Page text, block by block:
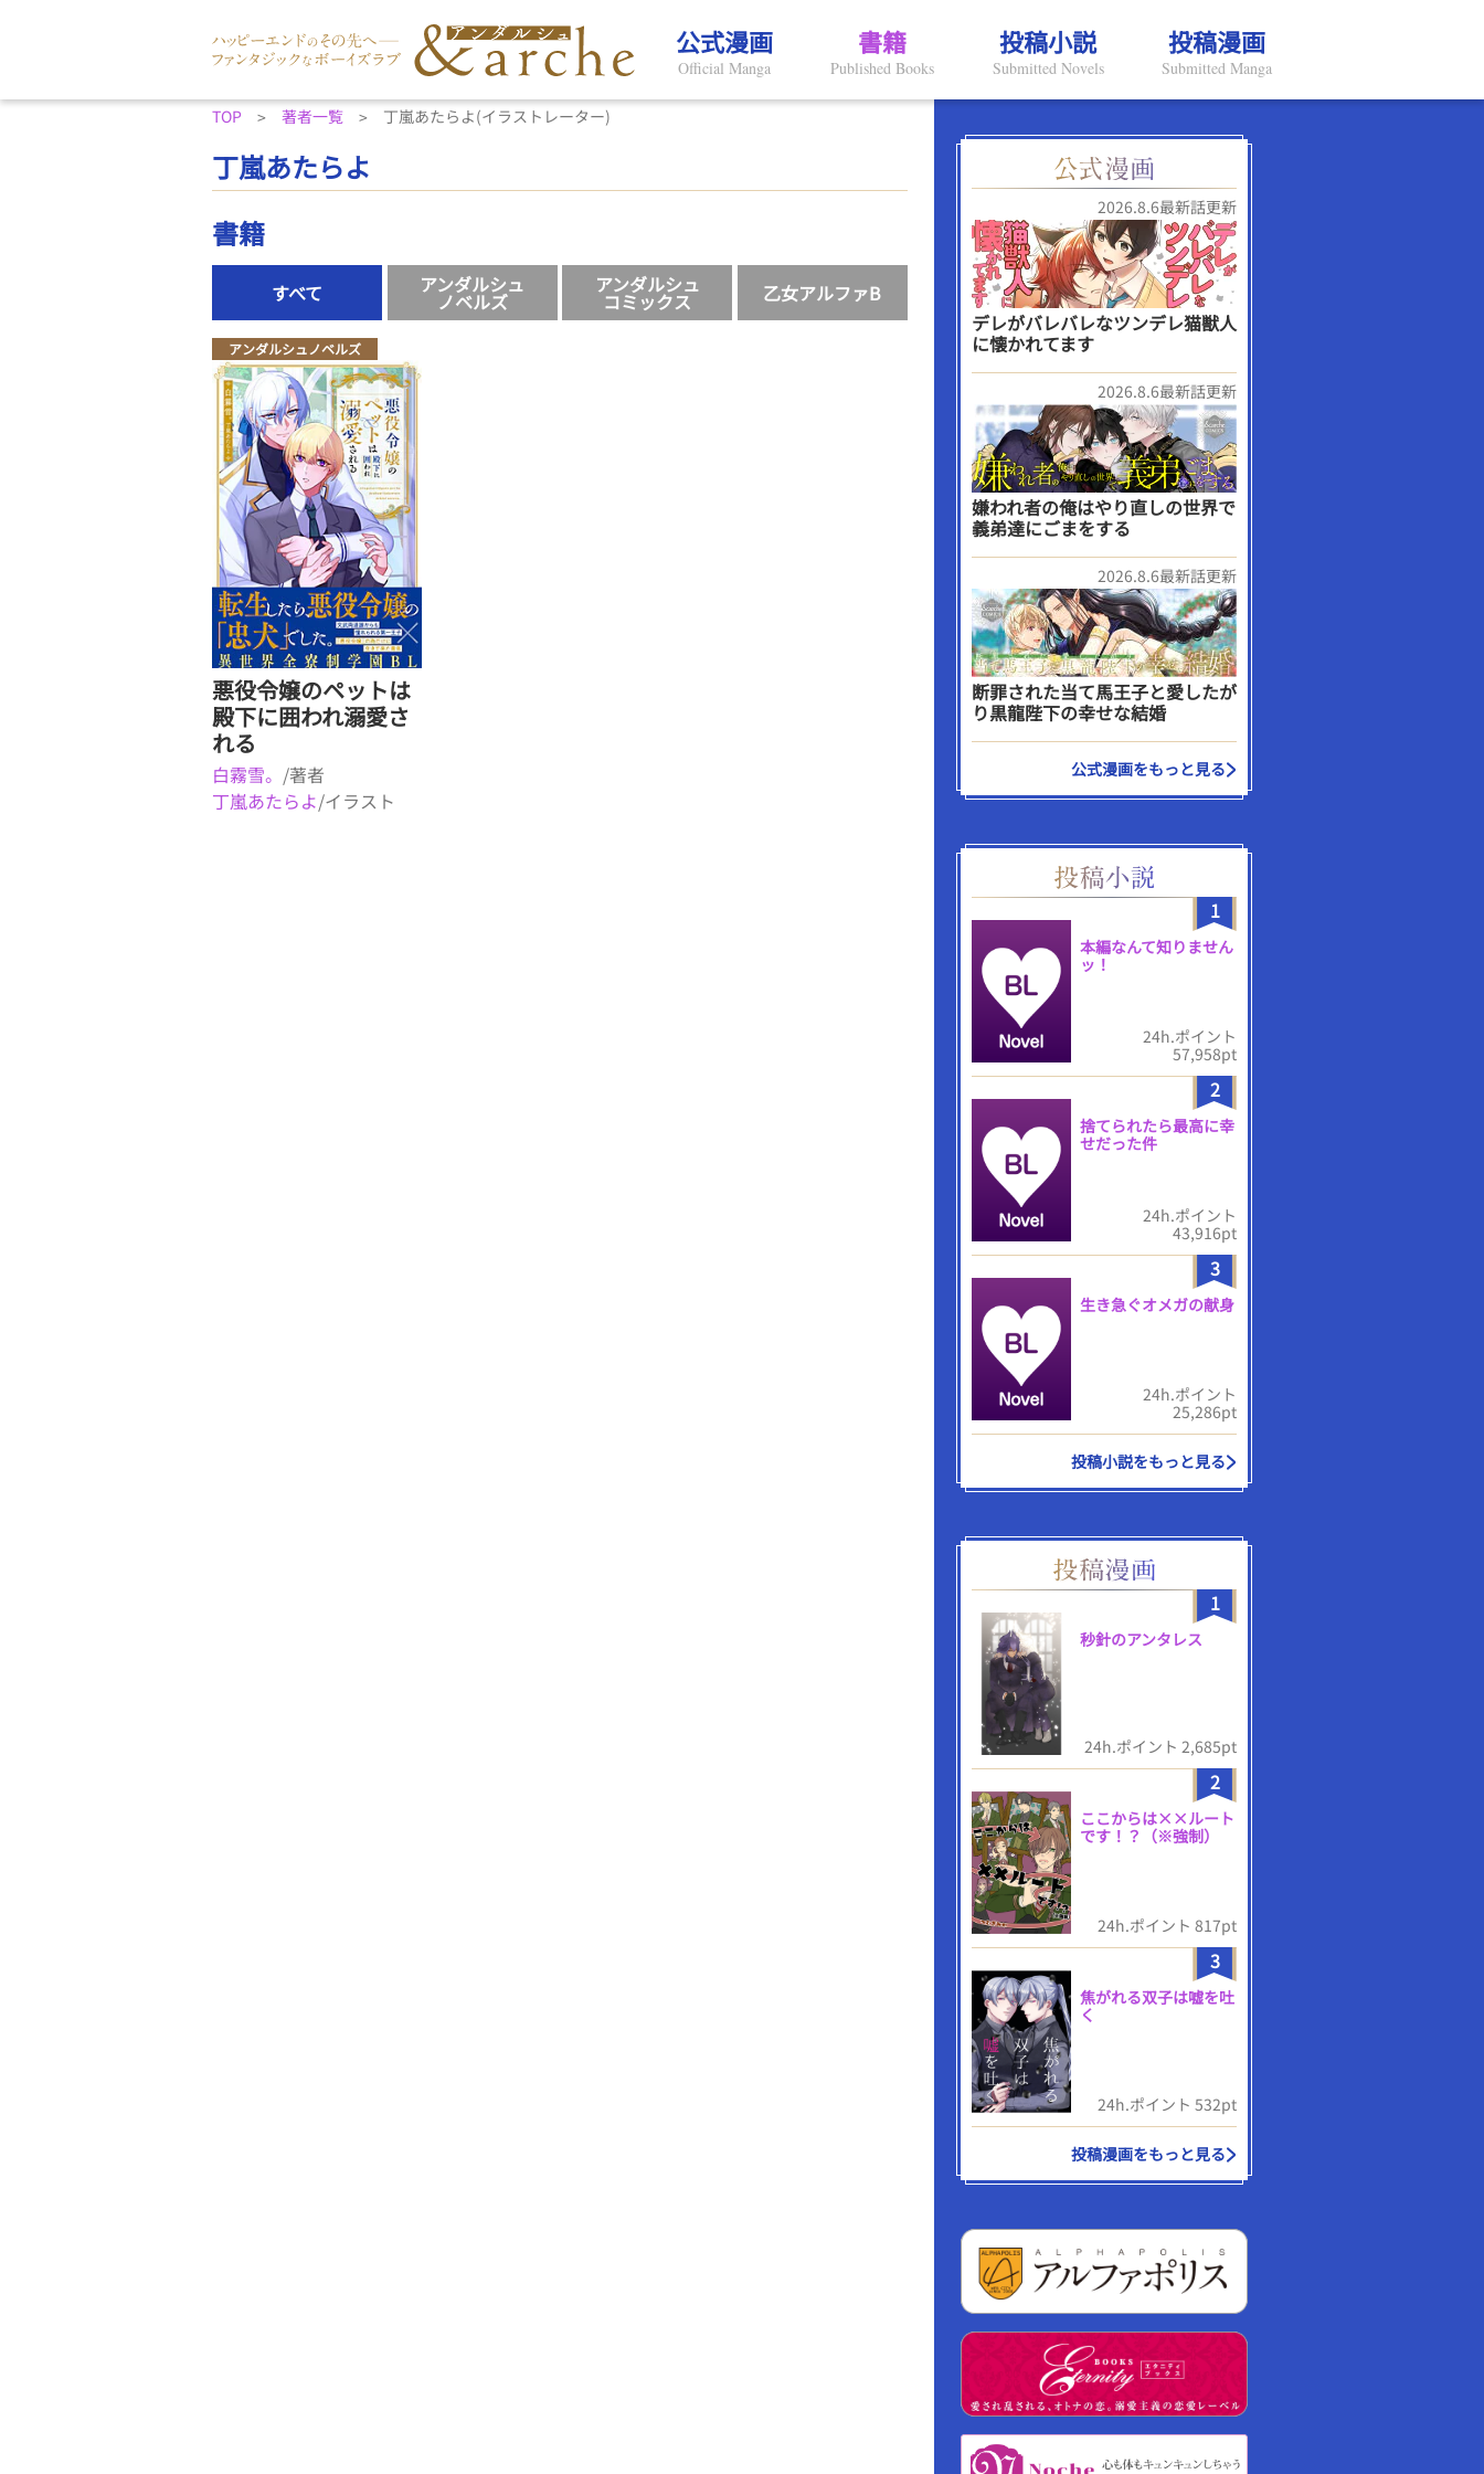
公式漫画
Official Manga
書籍
Published Books
投稿小説
Submitted Novels
投稿漫画
Submitted Manga
TOP 著者一覧 丁嵐あたらよ(イラストレーター)
丁嵐あたらよ
書籍
すべて アンダルシュ
ノベルズ
アンダルシュ
コミックス 乙女アルファB
アンダルシュノベルズ
悪役令嬢のペットは
殿下に囲われ溺愛さ
れる
白霧雪。 /著者
丁嵐あたらよ/イラスト
2026.8.6最新話更新
デレがバレバレなツンデレ猫獣人
に懐かれてます
2026.8.6最新話更新
嫌われ者の俺はやり直しの世界で
義弟達にごまをする
2026.8.6最新話更新
断罪された当て馬王子と愛したが
り黒龍陛下の幸せな結婚
公式漫画をもっと見る
1
本編なんて知りません
ッ！
24h.ポイント
57,958pt
2
捨てられたら最高に幸
せだった件
24h.ポイント
43,916pt
3
生き急ぐオメガの献身
24h.ポイント
25,286pt
投稿小説をもっと見る
1
秒針のアンタレス
24h.ポイント 2,685pt
2
ここからは××ルート
です！？（※強制）
24h.ポイント 817pt
3
焦がれる双子は嘘を吐
く
24h.ポイント 532pt
投稿漫画をもっと見る